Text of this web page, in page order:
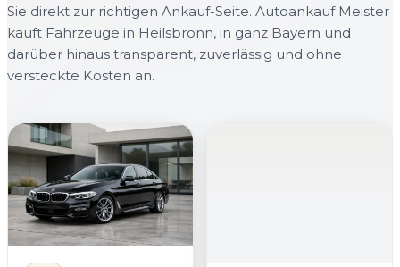
Sie direkt zur richtigen Ankauf-Seite. Autoankauf Meister
kauft Fahrzeuge in Heilsbronn, in ganz Bayern und
darüber hinaus transparent, zuverlässig und ohne
versteckte Kosten an.